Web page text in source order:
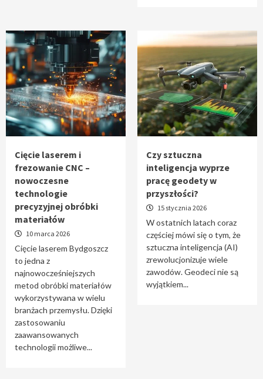
4
Czy sztuczna inteligencja wyprze pracę
geodety w przyszłości?
5
Tworzenie aplikacji internetowych – jak
powstają nowoczesne rozwiązania cyfrowe
Cięcie laserem i
frezowanie CNC –
nowoczesne
technologie
precyzyjnej obróbki
materiałów
10 marca 2026
Cięcie laserem Bydgoszcz
to jedna z
najnowocześniejszych
metod obróbki materiałów
wykorzystywana w wielu
branżach przemysłu. Dzięki
zastosowaniu
zaawansowanych
technologii możliwe...
Czy sztuczna
inteligencja wyprze
pracę geodety w
przyszłości?
15 stycznia 2026
W ostatnich latach coraz
częściej mówi się o tym, że
sztuczna inteligencja (AI)
zrewolucjonizuje wiele
zawodów. Geodeci nie są
wyjątkiem...